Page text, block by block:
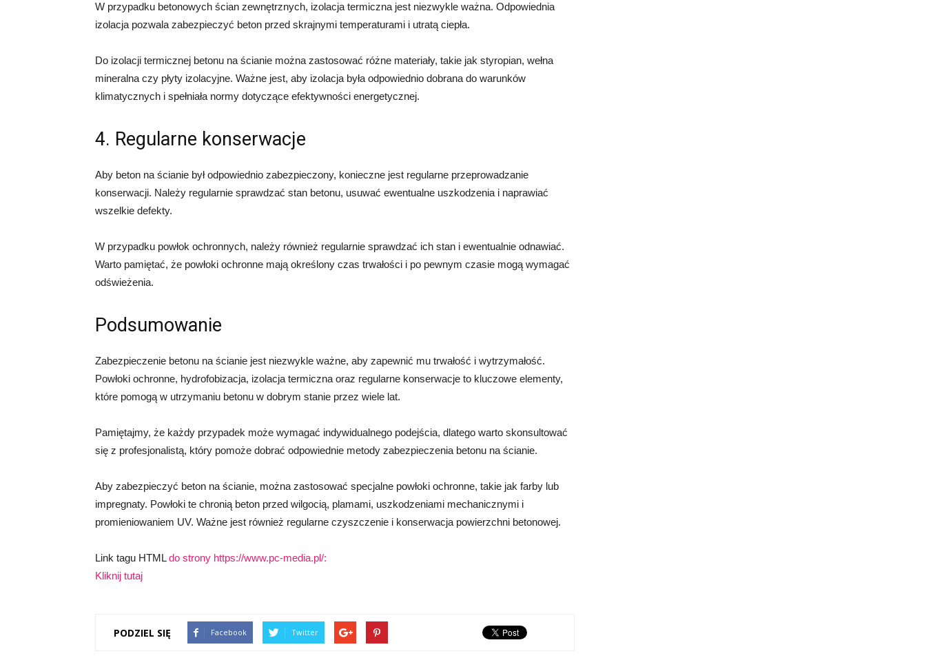
W przypadku betonowych ścian zewnętrznych, izolacja termiczna jest niezwykle ważna. Odpowiednia
izolacja pozwala zabezpieczyć beton przed skrajnymi temperaturami i utratą ciepła.
Do izolacji termicznej betonu na ścianie można zastosować różne materiały, takie jak styropian, wełna
mineralna czy płyty izolacyjne. Ważne jest, aby izolacja była odpowiednio dobrana do warunków
klimatycznych i spełniała normy dotyczące efektywności energetycznej.
4. Regularne konserwacje
Aby beton na ścianie był odpowiednio zabezpieczony, konieczne jest regularne przeprowadzanie
konserwacji. Należy regularnie sprawdzać stan betonu, usuwać ewentualne uszkodzenia i naprawiać
wszelkie defekty.
W przypadku powłok ochronnych, należy również regularnie sprawdzać ich stan i ewentualnie odnawiać.
Warto pamiętać, że powłoki ochronne mają określony czas trwałości i po pewnym czasie mogą wymagać
odświeżenia.
Podsumowanie
Zabezpieczenie betonu na ścianie jest niezwykle ważne, aby zapewnić mu trwałość i wytrzymałość.
Powłoki ochronne, hydrofobizacja, izolacja termiczna oraz regularne konserwacje to kluczowe elementy,
które pomogą w utrzymaniu betonu w dobrym stanie przez wiele lat.
Pamiętajmy, że każdy przypadek może wymagać indywidualnego podejścia, dlatego warto skonsultować
się z profesjonalistą, który pomoże dobrać odpowiednie metody zabezpieczenia betonu na ścianie.
Aby zabezpieczyć beton na ścianie, można zastosować specjalne powłoki ochronne, takie jak farby lub
impregnaty. Powłoki te chronią beton przed wilgocią, plamami, uszkodzeniami mechanicznymi i
promieniowaniem UV. Ważne jest również regularne czyszczenie i konserwacja powierzchni betonowej.
Link tagu HTMLdo strony https://www.pc-media.pl/:
Kliknij tutaj
PODZIEL SIĘ Facebook Twitter